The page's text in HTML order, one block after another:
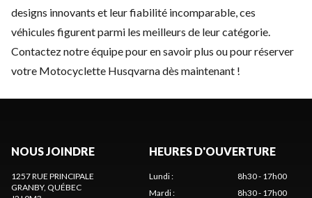
designs innovants et leur fiabilité incomparable, ces
véhicules figurent parmi les meilleurs de leur catégorie.
Contactez notre équipepour en savoir plus ou pour réserver
votre Motocyclette Husqvarna dès maintenant !
NOUS JOINDRE
1257 RUE PRINCIPALE
GRANBY, QUÉBEC
HEURES D'OUVERTURE
Lundi:
8h30 - 17h00
Mardi:
8h30 - 17h00